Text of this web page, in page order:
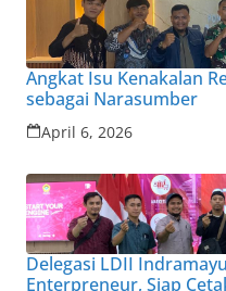
Angkat Isu Kenakalan
sebagai Narasumber
April 6, 2026
Delegasi LDII
Enterpreneur, Siap